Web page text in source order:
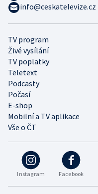
Instagram Facebook
TV program
Živé vysílání
TV poplatky
Teletext
Podcasty
Počasí
E-shop
Mobilní a TV aplikace
Vše o ČT
info@ceskatelevize.cz